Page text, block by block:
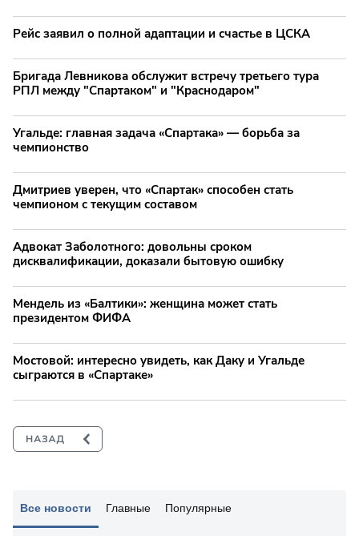
Все новости Главные Популярные
Рейс заявил о полной адаптации и счастье в ЦСКА
Бригада Левникова обслужит встречу третьего тура
РПЛ между "Спартаком" и "Краснодаром"
Угальде: главная задача «Спартака» — борьба за
чемпионство
Дмитриев уверен, что «Спартак» способен стать
чемпионом с текущим составом
Адвокат Заболотного: довольны сроком
дисквалификации, доказали бытовую ошибку
Мендель из «Балтики»: женщина может стать
президентом ФИФА
Мостовой: интересно увидеть, как Даку и Угальде
сыграются в «Спартаке»